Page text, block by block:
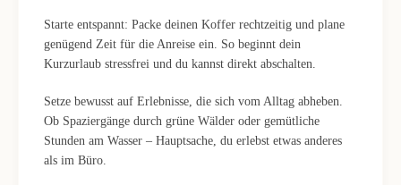
Starte entspannt: Packe deinen Koffer rechtzeitig und plane
genügend Zeit für die Anreise ein. So beginnt dein
Kurzurlaub stressfrei und du kannst direkt abschalten.
Setze bewusst auf Erlebnisse, die sich vom Alltag abheben.
Ob Spaziergänge durch grüne Wälder oder gemütliche
Stunden am Wasser – Hauptsache, du erlebst etwas anderes
als im Büro.